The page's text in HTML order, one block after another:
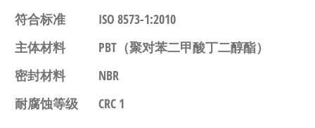
符合标准
ISO 8573-1:2010
主体材料
PBT（聚对苯二甲酸丁二醇酯）
密封材料
NBR
耐腐蚀等级
CRC 1